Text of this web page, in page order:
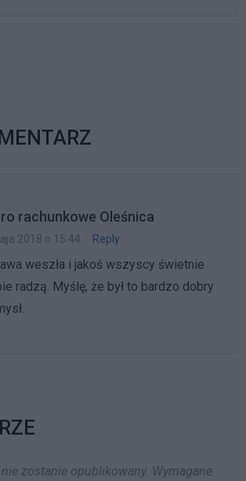
rachunkowe Oleśnica
2018 o 15:44 Reply
weszła i jakoś wszyscy świetnie
radzą. Myślę, że był to bardzo dobry
zostanie opublikowany. Wymagane